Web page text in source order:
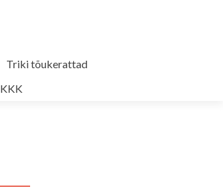
Triki tõukerattad
KKK